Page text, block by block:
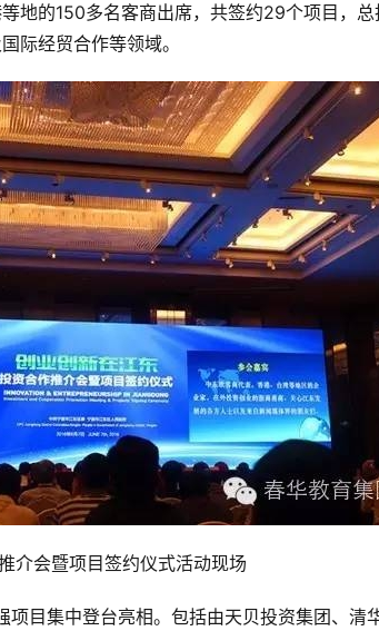
地的150多名客商出席，共签约29个项目，
际经贸合作等领域。
介会暨项目签约仪式活动现场
目集中登台亮相。包括由天贝投资集团、清